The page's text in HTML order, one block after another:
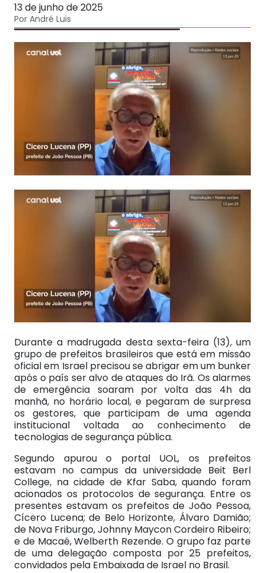
13 de junho de 2025
Por André Luis
Durante a madrugada desta sexta-feira (13), um
grupo de prefeitos brasileiros que está em missão
oficial em Israel precisou se abrigar em um bunker
após o país ser alvo de ataques do Irã. Os alarmes
de emergência soaram por volta das 4h da
manhã, no horário local, e pegaram de surpresa
os gestores, que participam de uma agenda
institucional voltada ao conhecimento de
tecnologias de segurança pública.
Segundo apurou o portal UOL, os prefeitos
estavam no campus da universidade Beit Berl
College, na cidade de Kfar Saba, quando foram
acionados os protocolos de segurança. Entre os
presentes estavam os prefeitos de João Pessoa,
Cícero Lucena; de Belo Horizonte, Álvaro Damião;
de Nova Friburgo, Johnny Maycon Cordeiro Ribeiro;
e de Macaé, Welberth Rezende. O grupo faz parte
de uma delegação composta por 25 prefeitos,
convidados pela Embaixada de Israel no Brasil.